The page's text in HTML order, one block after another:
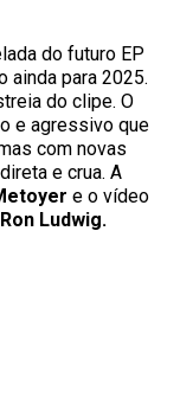
do futuro EP
ainda para 2025.
do clipe. O
e agressivo que
com novas
e crua. A
e o vídeo
Ron Ludwig.